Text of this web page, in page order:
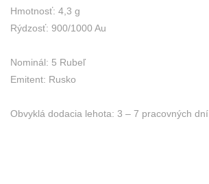
Hmotnosť: 4,3 g
Rýdzosť: 900/1000 Au
Nominál: 5 Rubeľ
Emitent: Rusko
Obvyklá dodacia lehota: 3 – 7 pracovných dní